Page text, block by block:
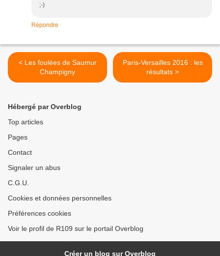
;-)
Répondre
< Les foulées de Saumur
Champigny
Paris-Versailles 2016 : les
résultats >
Hébergé par Overblog
Top articles
Pages
Contact
Signaler un abus
C.G.U.
Cookies et données personnelles
Préférences cookies
Voir le profil de R109 sur le portail Overblog
Créer un blog sur Overblog